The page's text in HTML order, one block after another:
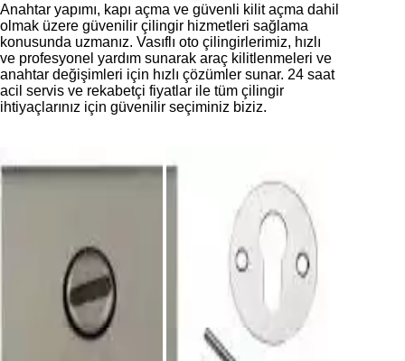
Anahtar yapımı, kapı açma ve güvenli kilit açma dahil
olmak üzere güvenilir çilingir hizmetleri sağlama
konusunda uzmanız. Vasıflı oto çilingirlerimiz, hızlı
ve profesyonel yardım sunarak araç kilitlenmeleri ve
anahtar değişimleri için hızlı çözümler sunar. 24 saat
acil servis ve rekabetçi fiyatlar ile tüm çilingir
ihtiyaçlarınız için güvenilir seçiminiz biziz.